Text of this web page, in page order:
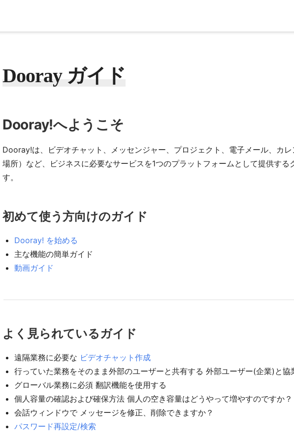
Dooray ガイド
Dooray!へようこそ
Dooray!は、ビデオチャット、メッセンジャー、プロジェクト、電子メール、カ
場所）など、ビジネスに必要なサービスを1つのプラットフォームとして提供す
す。
初めて使う方向けのガイド
Dooray! を始める
主な機能の簡単ガイド
動画ガイド
よく見られているガイド
遠隔業務に必要な ビデオチャット作成
行っていた業務をそのまま外部のユーザーと共有する 外部ユーザー(企業)と協
グローバル業務に必須 翻訳機能を使用する
個人容量の確認および確保方法 個人の空き容量はどうやって増やすのですか？
会話ウィンドウで メッセージを修正、削除できますか？
パスワード再設定/検索